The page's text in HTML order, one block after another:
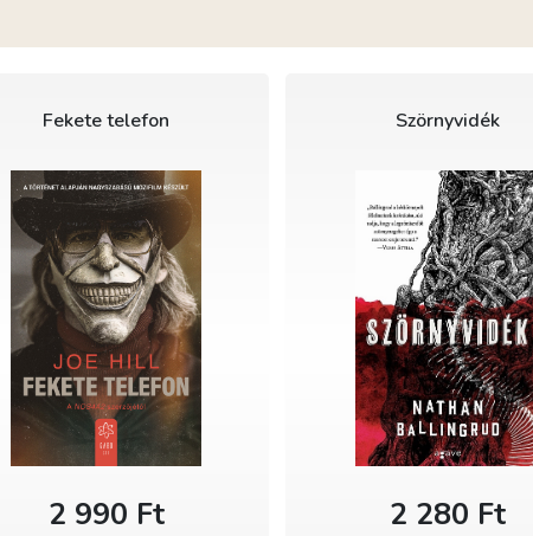
Fekete telefon
2 990 Ft
Szörnyvidék
2 280 Ft